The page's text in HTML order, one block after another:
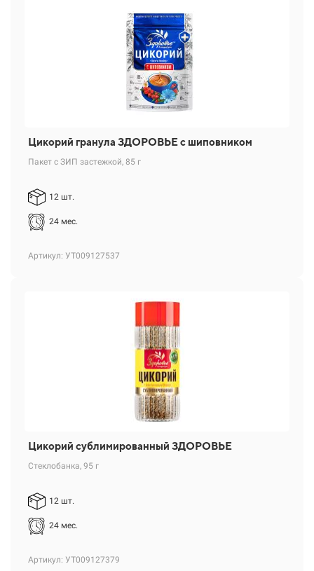
Цикорий гранула ЗДОРОВЬЕ с шиповником
Пакет с ЗИП застежкой, 85 г
12 шт.
24 мес.
Артикул: УТ009127537
Цикорий сублимированный ЗДОРОВЬЕ
Стеклобанка, 95 г
12 шт.
24 мес.
Артикул: УТ009127379